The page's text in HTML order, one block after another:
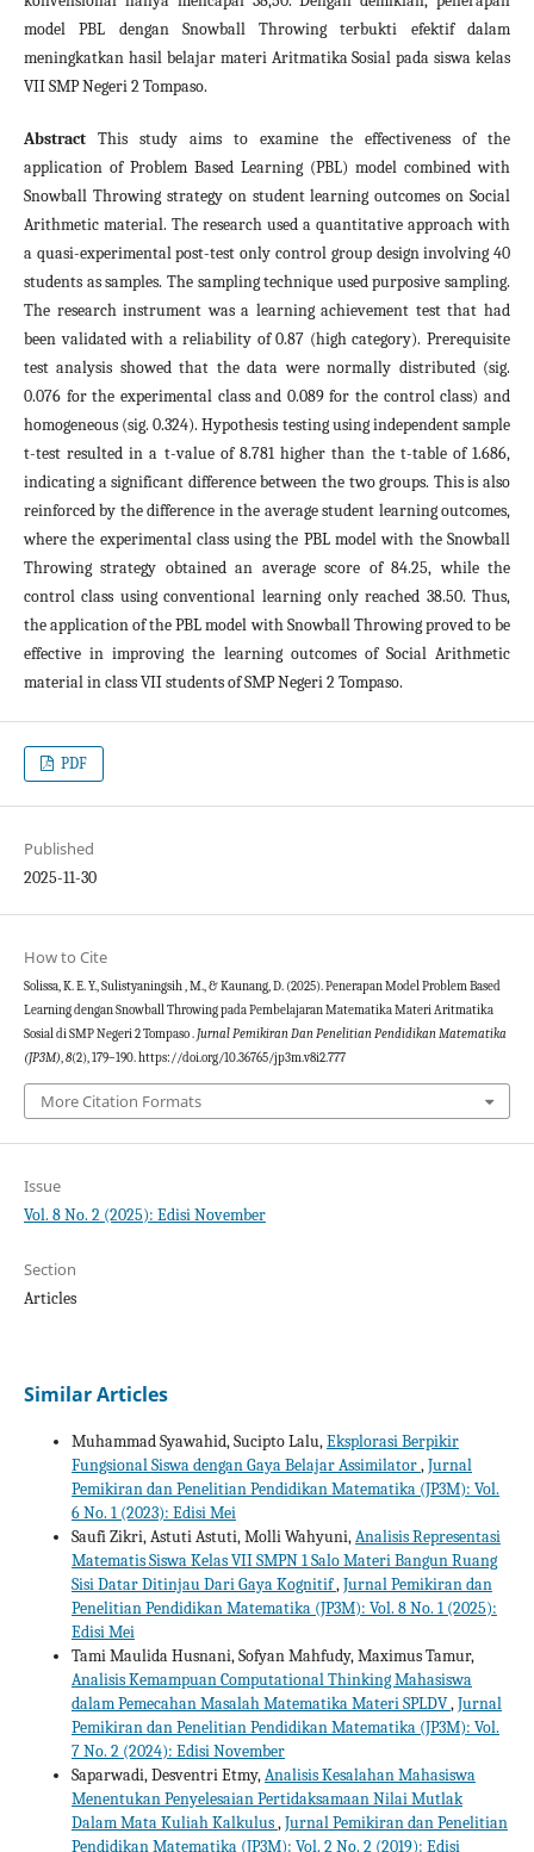
model PBL dengan Snowball Throwing terbukti efektif dalam
meningkatkan hasil belajar materi Aritmatika Sosial pada siswa kelas
VII SMP Negeri 2 Tompaso.
AbstractThis study aims to examine the effectiveness of the
application of Problem Based Learning (PBL) model combined with
Snowball Throwing strategy on student learning outcomes on Social
Arithmetic material. The research used a quantitative approach with
a quasi-experimental post-test only control group design involving 40
students as samples. The sampling technique used purposive sampling.
The research instrument was a learning achievement test that had
been validated with a reliability of 0.87 (high category). Prerequisite
test analysis showed that the data were normally distributed (sig.
0.076 for the experimental class and 0.089 for the control class) and
homogeneous (sig. 0.324). Hypothesis testing using independent sample
t-test resulted in a t-value of 8.781 higher than the t-table of 1.686,
indicating a significant difference between the two groups. This is also
reinforced by the difference in the average student learning outcomes,
where the experimental class using the PBL model with the Snowball
Throwing strategy obtained an average score of 84.25, while the
control class using conventional learning only reached 38.50. Thus,
the application of the PBL model with Snowball Throwing proved to be
effective in improving the learning outcomes of Social Arithmetic
material in class VII students of SMP Negeri 2 Tompaso.
PDF
Published
2025-11-30
How to Cite
Solissa, K. E. Y., Sulistyaningsih , M., & Kaunang, D. (2025). Penerapan Model Problem Based
Learning dengan Snowball Throwing pada Pembelajaran Matematika Materi Aritmatika
Sosial di SMP Negeri 2 Tompaso . Jurnal Pemikiran Dan Penelitian Pendidikan Matematika
(JP3M),8(2), 179–190. https://doi.org/10.36765/jp3m.v8i2.777
More Citation Formats
Issue
Vol. 8 No. 2 (2025): Edisi November
Section
Articles
Similar Articles
Muhammad Syawahid, Sucipto Lalu,Eksplorasi Berpikir
Fungsional Siswa dengan Gaya Belajar Assimilator,Jurnal
Pemikiran dan Penelitian Pendidikan Matematika (JP3M): Vol.
6 No. 1 (2023): Edisi Mei
Saufi Zikri, Astuti Astuti, Molli Wahyuni,Analisis Representasi
Matematis Siswa Kelas VII SMPN 1 Salo Materi Bangun Ruang
Sisi Datar Ditinjau Dari Gaya Kognitif,Jurnal Pemikiran dan
Penelitian Pendidikan Matematika (JP3M): Vol. 8 No. 1 (2025):
Edisi Mei
Tami Maulida Husnani, Sofyan Mahfudy, Maximus Tamur,
Analisis Kemampuan Computational Thinking Mahasiswa
dalam Pemecahan Masalah Matematika Materi SPLDV,Jurnal
Pemikiran dan Penelitian Pendidikan Matematika (JP3M): Vol.
7 No. 2 (2024): Edisi November
Saparwadi, Desventri Etmy,Analisis Kesalahan Mahasiswa
Menentukan Penyelesaian Pertidaksamaan Nilai Mutlak
Dalam Mata Kuliah Kalkulus,Jurnal Pemikiran dan Penelitian
Pendidikan Matematika (JP3M): Vol. 2 No. 2 (2019): Edisi